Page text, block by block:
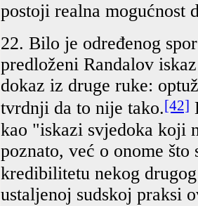
postoji realna mogućnost
22. Bilo je određenog
predloženi Randalov
dokaz iz druge ruke:
tvrdnji da to nije tako.[42]
kao "iskazi svjedoka koji
poznato, već o onome
kredibilitetu nekog
ustaljenoj sudskoj praksi